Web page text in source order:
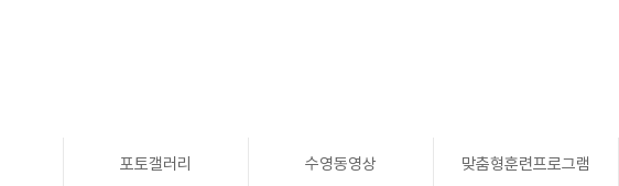
포토갤러리 수영동영상 맞춤형훈련프로그램